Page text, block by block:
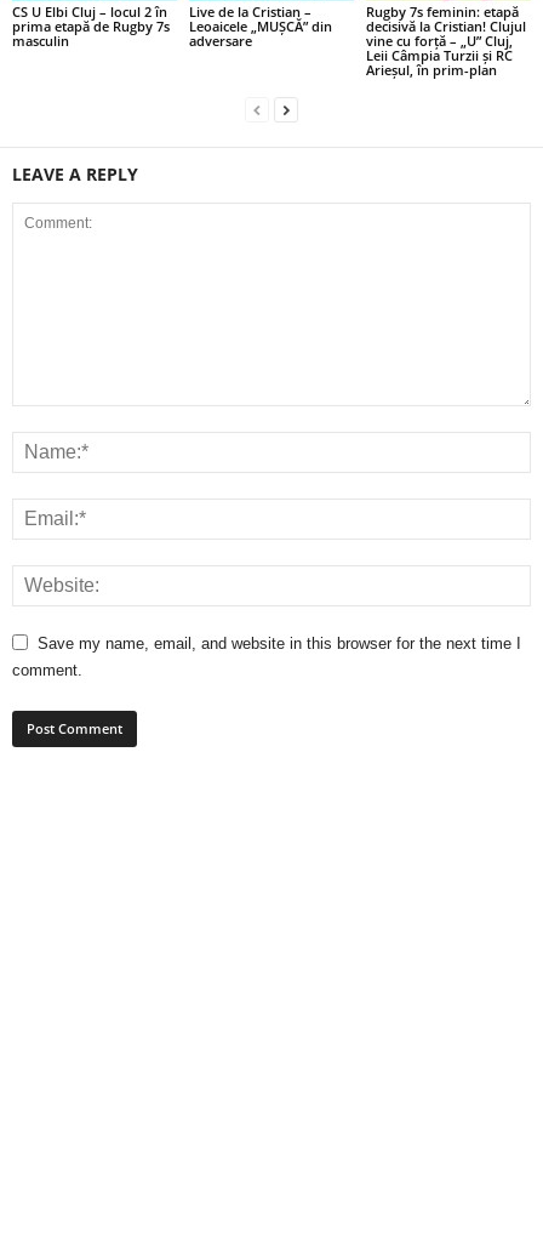
CS U Elbi Cluj – locul 2 în
prima etapă de Rugby 7s
masculin
Live de la Cristian –
Leoaicele „MUȘCĂ” din
adversare
Rugby 7s feminin: etapă
decisivă la Cristian! Clujul
vine cu forță – „U” Cluj,
Leii Câmpia Turzii și RC
Arieșul, în prim-plan
LEAVE A REPLY
Save my name, email, and website in this browser for the next time I
comment.